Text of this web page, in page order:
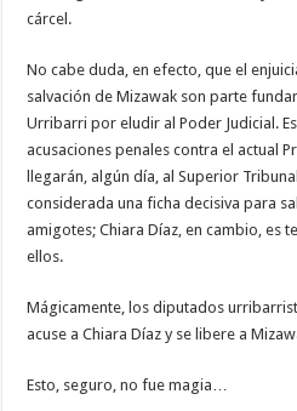
cárcel.
No cabe duda, en efecto, que el
salvación de Mizawak son parte
Urribarri por eludir al Poder Judicial.
acusaciones penales contra el actual
llegarán, algún día, al Superior
considerada una ficha decisiva para
amigotes; Chiara Díaz, en cambio, es
ellos.
Mágicamente, los diputados
acuse a Chiara Díaz y se libere a
Esto, seguro, no fue magia…